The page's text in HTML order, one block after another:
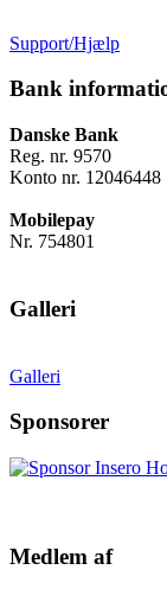
Support/Hjælp
Bank
Danske Bank
Reg. nr. 9570
Konto nr. 12046448
Mobilepay
Nr. 754801
Galleri
Galleri
Sponsorer
Medlem af